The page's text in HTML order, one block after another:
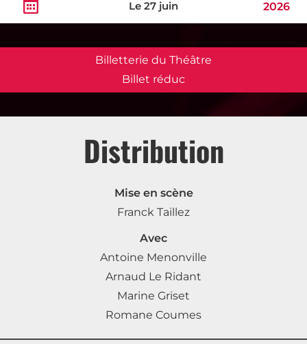
Le 27 juin 2026
Billetterie du Théâtre
Billet réduc
Distribution
Mise en scène
Franck Taillez
Avec
Antoine Menonville
Arnaud Le Ridant
Marine Griset
Romane Coumes